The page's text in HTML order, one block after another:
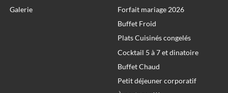
Galerie
Forfait mariage 2026
Buffet Froid
Plats Cuisinés congelés
Cocktail 5 à 7 et dinatoire
Buffet Chaud
Petit déjeuner corporatif